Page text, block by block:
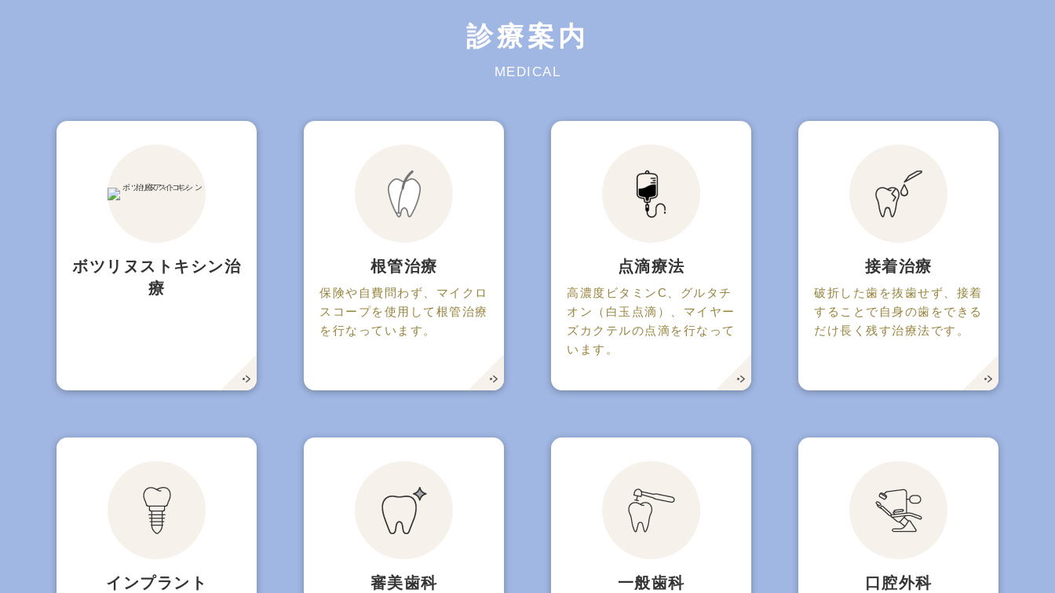
診療案内
MEDICAL
ボツリヌストキシン治
療
根管治療
保険や自費問わず、マイクロ
スコープを使用して根管治療
を行なっています。
点滴療法
高濃度ビタミンC、グルタチ
オン（白玉点滴）、マイヤー
ズカクテルの点滴を行なって
います。
接着治療
破折した歯を抜歯せず、接着
することで自身の歯をできる
だけ長く残す治療法です。
インプラント 審美歯科 一般歯科 口腔外科